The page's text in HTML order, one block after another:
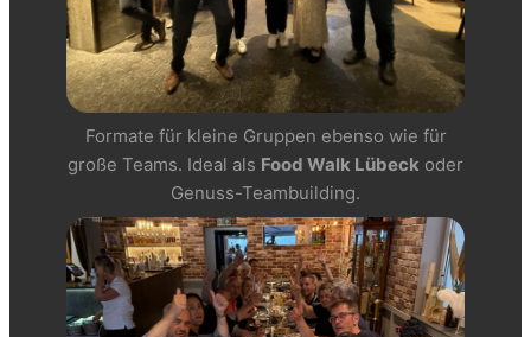
Formate für kleine Gruppen ebenso wie für
große Teams. Ideal als Food Walk Lübeck oder
Genuss-Teambuilding.